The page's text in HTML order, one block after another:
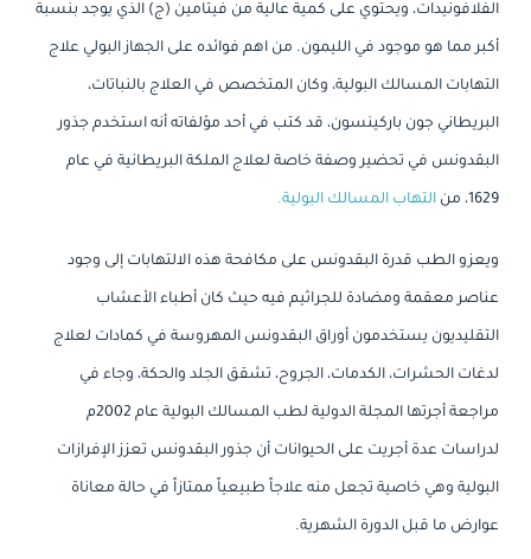
الفلافونيدات، ويحتوي على كمية عالية من فيتامين (ج) الذي يوجد بنسبة
أكبر مما هو موجود في الليمون. من اهم فوائده على الجهاز البولي علاج
التهابات المسالك البولية، وكان المتخصص في العلاج بالنباتات،
البريطاني جون باركينسون، قد كتب في أحد مؤلفاته أنه استخدم جذور
البقدونس في تحضير وصفة خاصة لعلاج الملكة البريطانية في عام
1629، من التهاب المسالك البولية.
ويعزو الطب قدرة البقدونس على مكافحة هذه الالتهابات إلى وجود
عناصر معقمة ومضادة للجراثيم فيه حيث كان أطباء الأعشاب
التقليديون يستخدمون أوراق البقدونس المهروسة في كمادات لعلاج
لدغات الحشرات، الكدمات، الجروح، تشقق الجلد والحكة، وجاء في
مراجعة أجرتها المجلة الدولية لطب المسالك البولية عام 2002م
لدراسات عدة أجريت على الحيوانات أن جذور البقدونس تعزز الإفرازات
البولية وهي خاصية تجعل منه علاجاً طبيعياً ممتازاً في حالة معاناة
عوارض ما قبل الدورة الشهرية.